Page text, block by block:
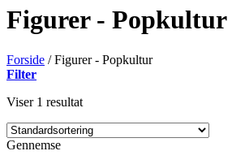
Figurer - Popkultur
Forside /Figurer - Popkultur
Filter
Viser 1 resultat
Gennemse